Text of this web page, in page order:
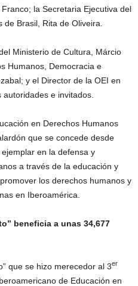
la Secretaria Ejecutiva del
Brasil, Rita de Oliveira.
Ministerio de Cultura, Márcio
Humanos, Democracia e
y el Director de la OEI en
e invitados.
en Derechos Humanos
que se concede desde
en la defensa y
a través de la educación y
los derechos humanos y
en Iberoamérica.
beneficia a unas 34,677
que se hizo merecedor al 3er
de Educación en